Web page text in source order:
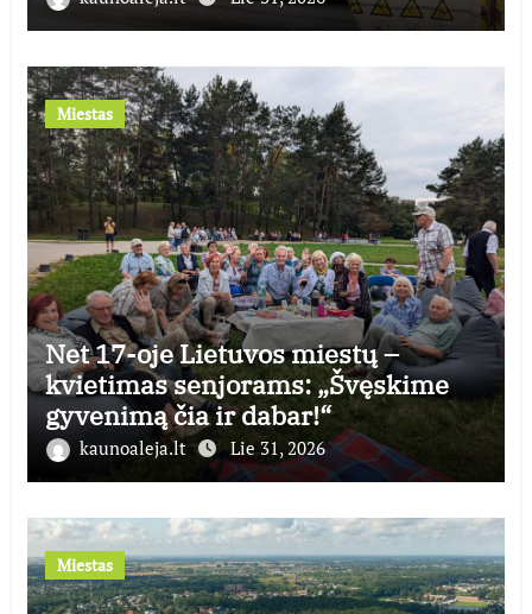
Miestas
Net 17-oje Lietuvos miestų –
kvietimas senjorams: „Švęskime
gyvenimą čia ir dabar!“
kaunoaleja.lt Lie 31, 2026
Miestas